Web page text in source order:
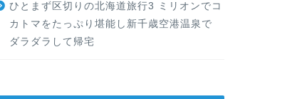
ひとまず区切りの北海道旅行3 ミリオンでコ
カトマをたっぷり堪能し新千歳空港温泉で
ダラダラして帰宅